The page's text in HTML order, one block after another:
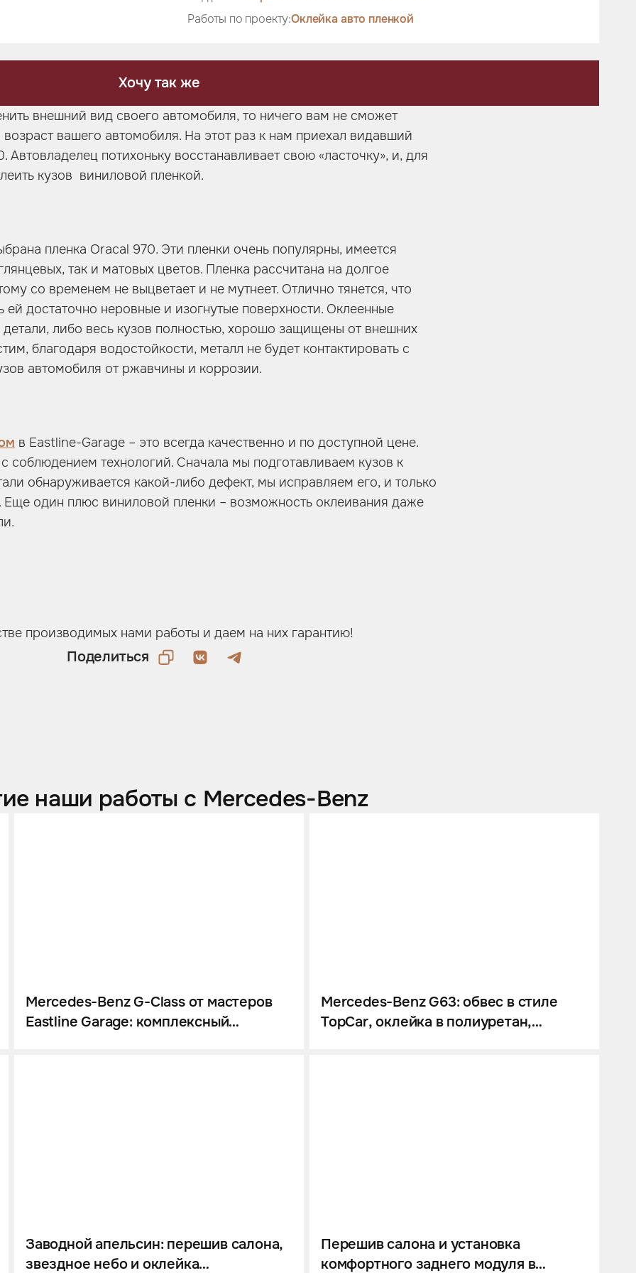
Работы по проекту:Оклейка авто пленкой
Хочу так же
внешний вид своего автомобиля, то ничего вам не сможет
вашего автомобиля. На этот раз к нам приехал видавший
потихоньку восстанавливает свою «ласточку», и, для
кузов виниловой пленкой.
пленка Oracal 970. Эти пленки очень популярны, имеется
так и матовых цветов. Пленка рассчитана на долгое
со временем не выцветает и не мутнеет. Отлично тянется, что
ей достаточно неровные и изогнутые поверхности. Оклеенные
либо весь кузов полностью, хорошо защищены от внешних
благодаря водостойкости, металл не будет контактировать с
автомобиля от ржавчины и коррозии.
в Eastline-Garage – это всегда качественно и по доступной цене.
соблюдением технологий. Сначала мы подготавливаем кузов к
обнаруживается какой-либо дефект, мы исправляем его, и только
Еще один плюс виниловой пленки – возможность оклеивания даже
производимых нами работы и даем на них гарантию!
Поделиться
наши работы с Mercedes-Benz
Mercedes-Benz G-Class от мастеров
Eastline Garage: комплексный
Mercedes-Benz G63: обвес в стиле
TopCar, оклейка в полиуретан,
Заводной апельсин: перешив салона,
звездное небо и оклейка
Перешив салона и установка
комфортного заднего модуля в